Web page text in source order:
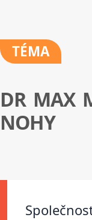
TÉMA
DR MAX
NOHY